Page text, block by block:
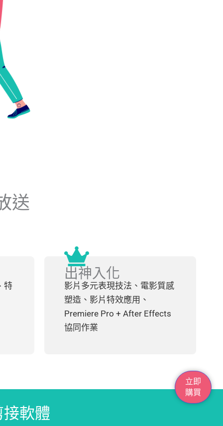
立即
購買
送
特
出神入化
影片多元表現技法、電影質感
塑造、影片特效應用、
Premiere Pro + After Effects
協同作業
軟體